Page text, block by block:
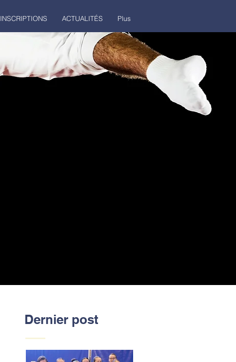
INSCRIPTIONS ACTUALITÉS Plus
Dernier post